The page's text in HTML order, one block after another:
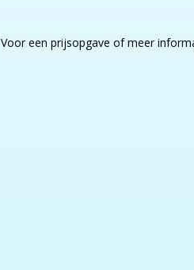
Voor een prijsopgave of meer